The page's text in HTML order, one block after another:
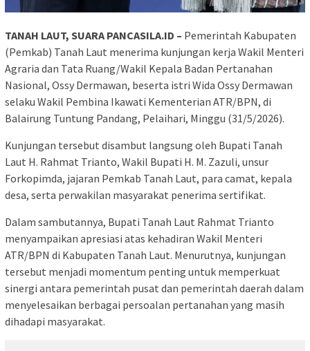
TANAH LAUT, SUARA PANCASILA.ID – Pemerintah Kabupaten
(Pemkab) Tanah Laut menerima kunjungan kerja Wakil Menteri
Agraria dan Tata Ruang/Wakil Kepala Badan Pertanahan
Nasional, Ossy Dermawan, beserta istri Wida Ossy Dermawan
selaku Wakil Pembina Ikawati Kementerian ATR/BPN, di
Balairung Tuntung Pandang, Pelaihari, Minggu (31/5/2026).
Kunjungan tersebut disambut langsung oleh Bupati Tanah
Laut H. Rahmat Trianto, Wakil Bupati H. M. Zazuli, unsur
Forkopimda, jajaran Pemkab Tanah Laut, para camat, kepala
desa, serta perwakilan masyarakat penerima sertifikat.
Dalam sambutannya, Bupati Tanah Laut Rahmat Trianto
menyampaikan apresiasi atas kehadiran Wakil Menteri
ATR/BPN di Kabupaten Tanah Laut. Menurutnya, kunjungan
tersebut menjadi momentum penting untuk memperkuat
sinergi antara pemerintah pusat dan pemerintah daerah dalam
menyelesaikan berbagai persoalan pertanahan yang masih
dihadapi masyarakat.